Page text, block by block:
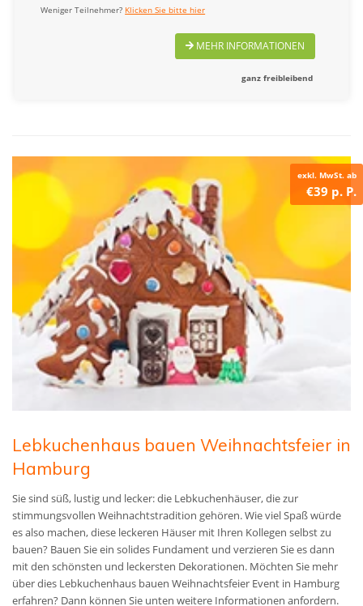
Weniger Teilnehmer? Klicken Sie bitte hier
MEHR INFORMATIONEN
ganz freibleibend
exkl. MwSt. ab
€39 p. P.
Lebkuchenhaus bauen Weihnachtsfeier in
Hamburg
Sie sind süß, lustig und lecker: die Lebkuchenhäuser, die zur
stimmungsvollen Weihnachtstradition gehören. Wie viel Spaß würde
es also machen, diese leckeren Häuser mit Ihren Kollegen selbst zu
bauen? Bauen Sie ein solides Fundament und verzieren Sie es dann
mit den schönsten und leckersten Dekorationen. Möchten Sie mehr
über dies Lebkuchenhaus bauen Weihnachtsfeier Event in Hamburg
erfahren? Dann können Sie unten weitere Informationen anfordern.